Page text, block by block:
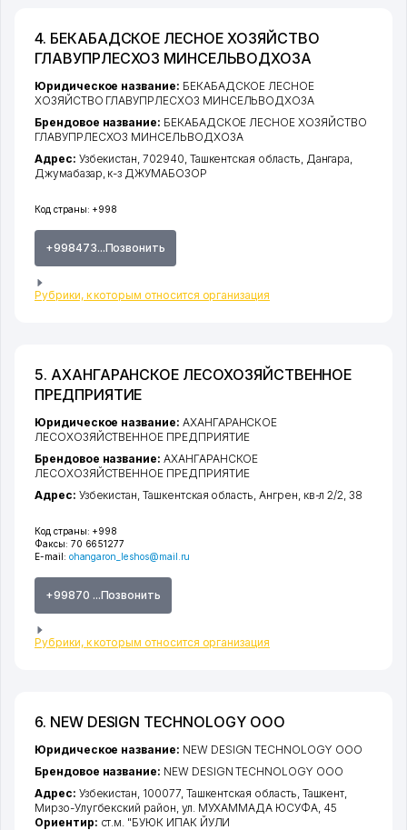
4. БЕКАБАДСКОЕ ЛЕСНОЕ ХОЗЯЙСТВО
ГЛАВУПРЛЕСХОЗ МИНСЕЛЬВОДХОЗА
Код страны: +998
+998473...Позвонить
Рубрики, к которым относится организация
Юридическое название: БЕКАБАДСКОЕ ЛЕСНОЕ
ХОЗЯЙСТВО ГЛАВУПРЛЕСХОЗ МИНСЕЛЬВОДХОЗА
Брендовое название: БЕКАБАДСКОЕ ЛЕСНОЕ ХОЗЯЙСТВО
ГЛАВУПРЛЕСХОЗ МИНСЕЛЬВОДХОЗА
Адрес: Узбекистан, 702940, Ташкентская область Дангара
Джумабазар к-з ДЖУМАБОЗОР
5. АХАНГАРАНСКОЕ ЛЕСОХОЗЯЙСТВЕННОЕ
ПРЕДПРИЯТИЕ
Код страны: +998
Факсы: 70 6651277
E-mail: ohangaron_leshos@mail.ru
+99870 ...Позвонить
Рубрики, к которым относится организация
Юридическое название: АХАНГАРАНСКОЕ
ЛЕСОХОЗЯЙСТВЕННОЕ ПРЕДПРИЯТИЕ
Брендовое название: АХАНГАРАНСКОЕ
ЛЕСОХОЗЯЙСТВЕННОЕ ПРЕДПРИЯТИЕ
Адрес: Узбекистан,Ташкентская область ,Ангрен кв-л 2/2 , 38
6. NEW DESIGN TECHNOLOGY ООО
Юридическое название: NEW DESIGN TECHNOLOGY ООО
Брендовое название: NEW DESIGN TECHNOLOGY ООО
Адрес: Узбекистан, 100077, Ташкентская область, Ташкент,
Мирзо-Улугбекский район, ул. МУХАММАДА ЮСУФА, 45
Ориентир: ст.м. "БУЮК ИПАК ЙУЛИ